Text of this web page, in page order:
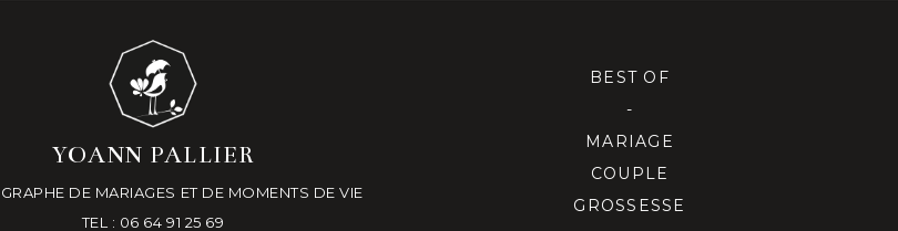
YOANN PALLIER
DE MARIAGES ET DE MOMENTS DE VIE
TEL : 06 64 91 25 69
BEST OF
-
MARIAGE
COUPLE
GROSSESSE